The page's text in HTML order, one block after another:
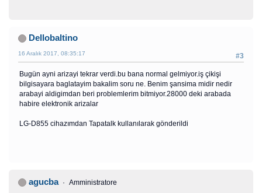
Dellobaltino
#3
16 Aralık 2017, 08:35:17
Bugün ayni arizayi tekrar verdi.bu bana normal gelmiyor.iş çikişi
bilgisayara baglatayim bakalim soru ne. Benim şansima midir nedir
arabayi aldigimdan beri problemlerim bitmiyor.28000 deki arabada
habire elektronik arizalar
LG-D855 cihazımdan Tapatalk kullanılarak gönderildi
agucba Amministratore